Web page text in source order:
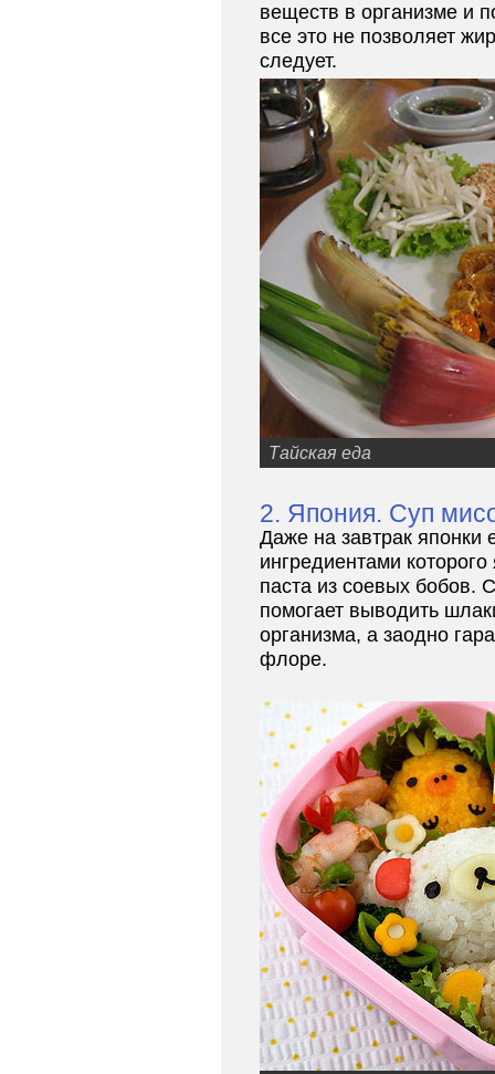
веществ в организме и
все это не позволяет
следует.
Тайская еда
2. Япония. Суп
Даже на завтрак японки
ингредиентами
паста из соевых бобов.
помогает выводить
организма, а заодно
флоре.